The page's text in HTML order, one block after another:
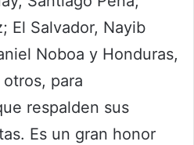
El Salvador, Nayib
Noboa y Honduras,
para
respalden sus
Es un gran honor